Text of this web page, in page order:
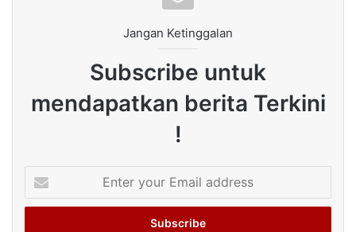
Jangan Ketinggalan
Subscribe untuk
mendapatkan berita Terkini
!
your
Email